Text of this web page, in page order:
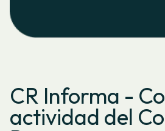
CR Informa -
actividad del